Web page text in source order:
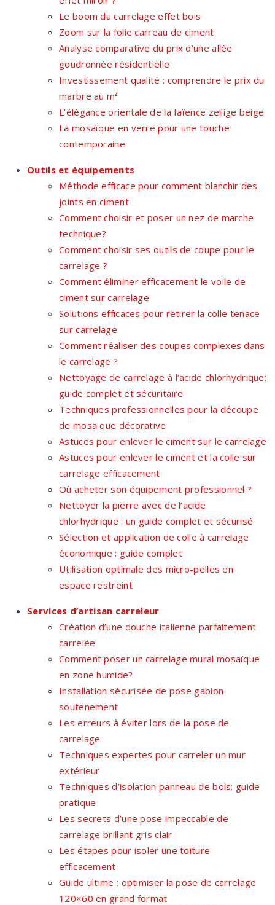
Le boom du carrelage effet bois
Zoom sur la folie carreau de ciment
Analyse comparative du prix d’une allée
goudronnée résidentielle
Investissement qualité : comprendre le prix du
marbre au m²
L’élégance orientale de la faïence zellige beige
La mosaïque en verre pour une touche
contemporaine
Outils et équipements
Méthode efficace pour comment blanchir des
joints en ciment
Comment choisir et poser un nez de marche
technique?
Comment choisir ses outils de coupe pour le
carrelage ?
Comment éliminer efficacement le voile de
ciment sur carrelage
Solutions efficaces pour retirer la colle tenace
sur carrelage
Comment réaliser des coupes complexes dans
le carrelage ?
Nettoyage de carrelage à l’acide chlorhydrique:
guide complet et sécuritaire
Techniques professionnelles pour la découpe
de mosaïque décorative
Astuces pour enlever le ciment sur le carrelage
Astuces pour enlever le ciment et la colle sur
carrelage efficacement
Où acheter son équipement professionnel ?
Nettoyer la pierre avec de l’acide
chlorhydrique : un guide complet et sécurisé
Sélection et application de colle à carrelage
économique : guide complet
Utilisation optimale des micro-pelles en
espace restreint
Services d’artisan carreleur
Création d’une douche italienne parfaitement
carrelée
Comment poser un carrelage mural mosaïque
en zone humide?
Installation sécurisée de pose gabion
soutenement
Les erreurs à éviter lors de la pose de
carrelage
Techniques expertes pour carreler un mur
extérieur
Techniques d’isolation panneau de bois: guide
pratique
Les secrets d’une pose impeccable de
carrelage brillant gris clair
Les étapes pour isoler une toiture
efficacement
Guide ultime : optimiser la pose de carrelage
120×60 en grand format